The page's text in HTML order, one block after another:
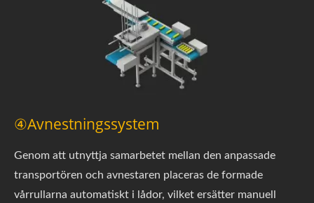
④Avnestningssystem
Genom att utnyttja samarbetet mellan den anpassade
transportören och avnestaren placeras de formade
vårrullarna automatiskt i lådor, vilket ersätter manuell